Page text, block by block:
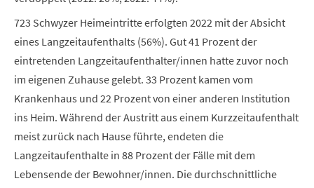
723 Schwyzer Heimeintritte erfolgten 2022 mit der Absicht
eines Langzeitaufenthalts (56%). Gut 41 Prozent der
eintretenden Langzeitaufenthalter/innen hatte zuvor noch
im eigenen Zuhause gelebt. 33 Prozent kamen vom
Krankenhaus und 22 Prozent von einer anderen Institution
ins Heim. Während der Austritt aus einem Kurzzeitaufenthalt
meist zurück nach Hause führte, endeten die
Langzeitaufenthalte in 88 Prozent der Fälle mit dem
Lebensende der Bewohner/innen. Die durchschnittliche